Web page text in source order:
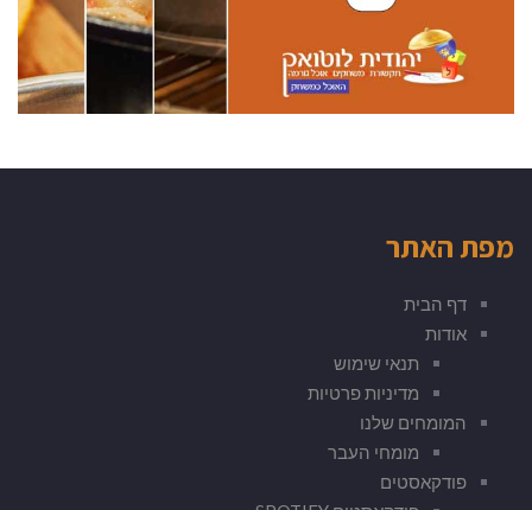
מפת האתר
דף הבית
אודות
תנאי שימוש
מדיניות פרטיות
המומחים שלנו
מומחי העבר
פודקאסטים